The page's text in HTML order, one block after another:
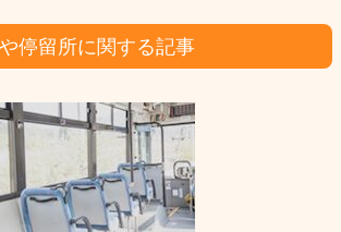
停留所に関する記事